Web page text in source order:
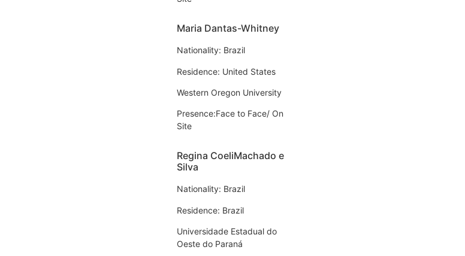
Maria Dantas-Whitney
Nationality: Brazil
Residence: United States
Western Oregon University
Presence:Face to Face/ On
Site
Regina CoeliMachado e
Silva
Nationality: Brazil
Residence: Brazil
Universidade Estadual do
Oeste do Paraná